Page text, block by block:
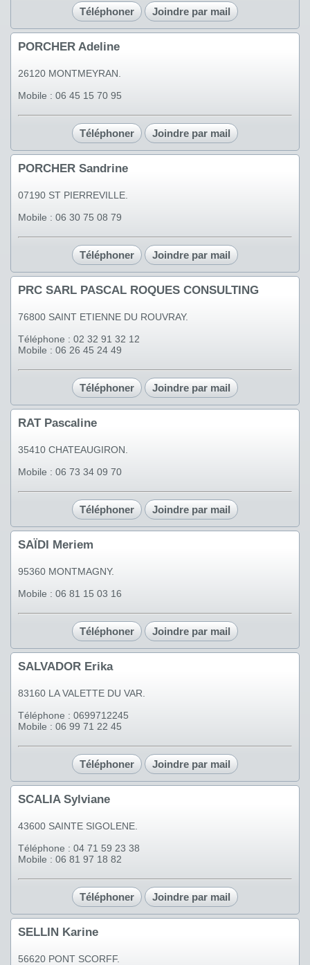
Téléphoner Joindre par mail
PORCHER Adeline
26120 MONTMEYRAN.
Mobile : 06 45 15 70 95
Téléphoner Joindre par mail
PORCHER Sandrine
07190 ST PIERREVILLE.
Mobile : 06 30 75 08 79
Téléphoner Joindre par mail
PRC SARL PASCAL ROQUES CONSULTING
76800 SAINT ETIENNE DU ROUVRAY.
Téléphone : 02 32 91 32 12
Mobile : 06 26 45 24 49
Téléphoner Joindre par mail
RAT Pascaline
35410 CHATEAUGIRON.
Mobile : 06 73 34 09 70
Téléphoner Joindre par mail
SAÏDI Meriem
95360 MONTMAGNY.
Mobile : 06 81 15 03 16
Téléphoner Joindre par mail
SALVADOR Erika
83160 LA VALETTE DU VAR.
Téléphone : 0699712245
Mobile : 06 99 71 22 45
Téléphoner Joindre par mail
SCALIA Sylviane
43600 SAINTE SIGOLENE.
Téléphone : 04 71 59 23 38
Mobile : 06 81 97 18 82
Téléphoner Joindre par mail
SELLIN Karine
56620 PONT SCORFF.